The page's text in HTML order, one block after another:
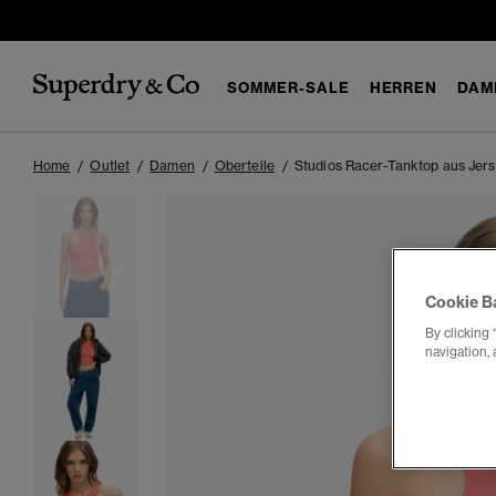
SOMMER-SALE HERREN
Home Outlet Damen Oberteile Studios Racer-Tanktop aus
Cookie
By clicking
navigation,